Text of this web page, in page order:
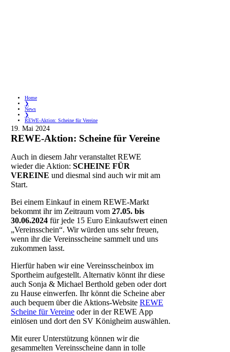
Home
❯
News
❯
REWE-Aktion: Scheine für Vereine
19. Mai 2024
REWE-Aktion: Scheine für Vereine
Auch in diesem Jahr veranstaltet REWE
wieder die Aktion: SCHEINE FÜR
VEREINE und diesmal sind auch wir mit am
Start.
Bei einem Einkauf in einem REWE-Markt
bekommt ihr im Zeitraum vom 27.05. bis
30.06.2024 für jede 15 Euro Einkaufswert einen
„Vereinsschein“. Wir würden uns sehr freuen,
wenn ihr die Vereinsscheine sammelt und uns
zukommen lasst.
Hierfür haben wir eine Vereinsscheinbox im
Sportheim aufgestellt. Alternativ könnt ihr diese
auch Sonja & Michael Berthold geben oder dort
zu Hause einwerfen. Ihr könnt die Scheine aber
auch bequem über die Aktions-Website REWE
Scheine für Vereine oder in der REWE App
einlösen und dort den SV Königheim auswählen.
Mit eurer Unterstützung können wir die
gesammelten Vereinsscheine dann in tolle